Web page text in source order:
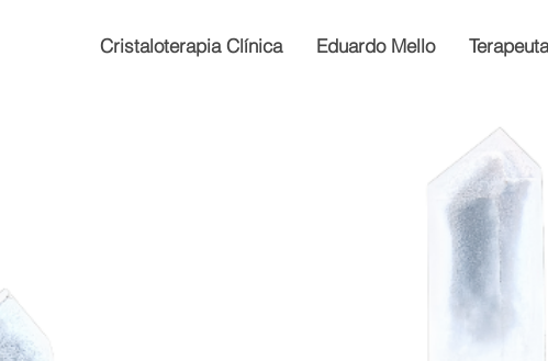
Cristaloterapia Clínica Eduardo Mello